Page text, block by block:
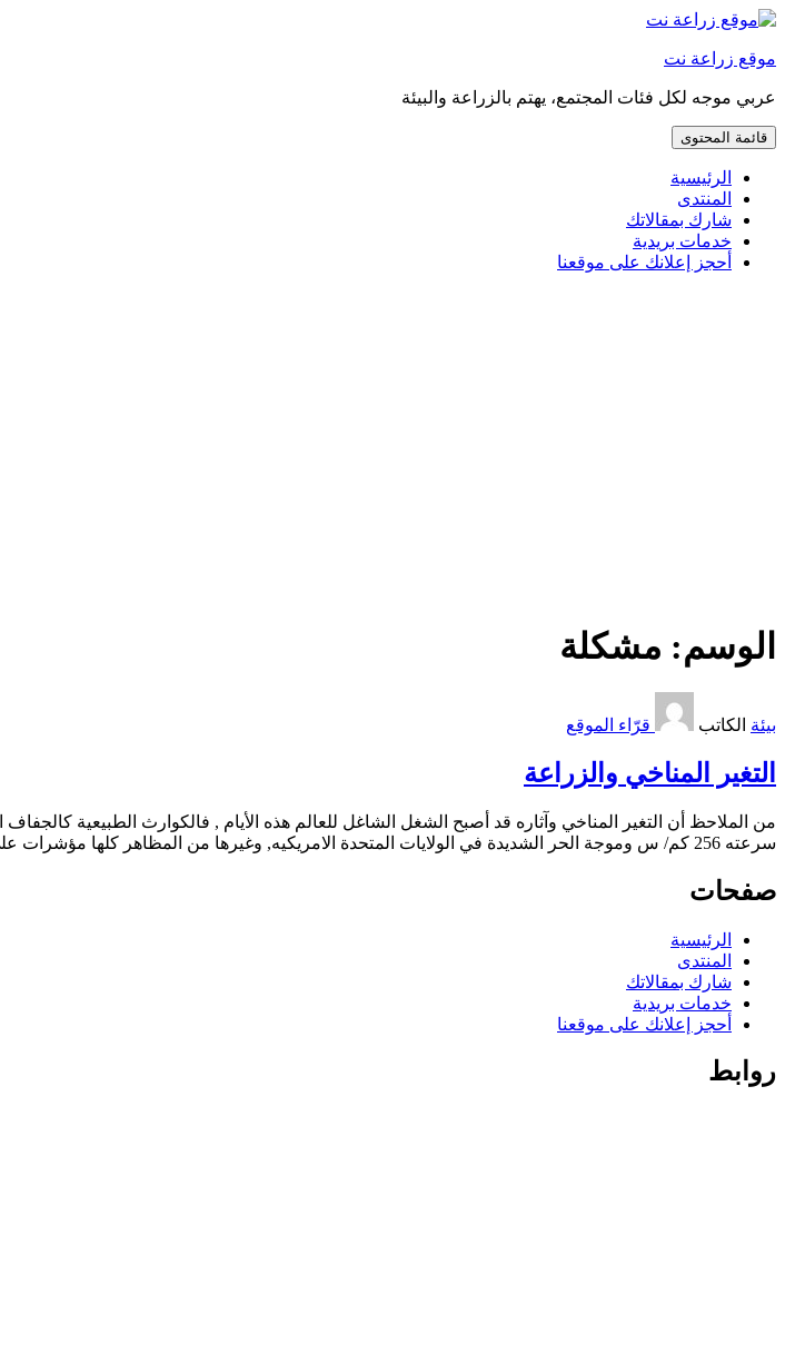
إذهب
إلى
موقع زراعة نت
عربي موجه لكل فئات المجتمع، يهتم بالزراعة والبيئة
قائمة المحتوى
الرئيسية
المنتدى
شارك بمقالاتك
خدمات بريدية
أحجز إعلانك على موقعنا
الوسم: مشكلة
بيئة الكاتب قرّاء الموقع
التغير المناخي والزراعة
من الملاحظ أن التغير المناخي وآثاره قد أصبح الشغل الشاغل للعالم هذه الأيام , فالكوارث الطبيعية
سرعته 256 كم/ س وموجة الحر الشديدة في الولايات المتحدة الامريكيه, وغيرها من المظاهر كلها مؤشرات على حدوث التغير المناخي. وقد عقد مجلس الامن الدولي اول
صفحات
الرئيسية
المنتدى
شارك بمقالاتك
خدمات بريدية
أحجز إعلانك على موقعنا
روابط